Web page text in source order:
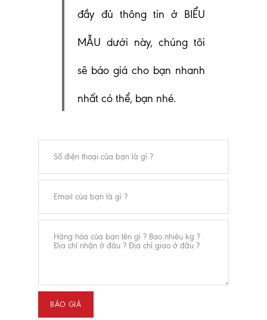
đầy đủ thông tin ở BIỂU
MẪU dưới này, chúng tôi
sẽ báo giá cho bạn nhanh
nhất có thể, bạn nhé.